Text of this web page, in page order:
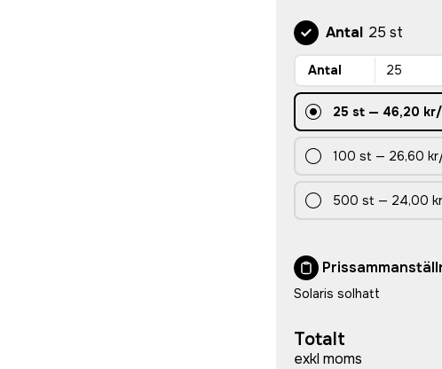
Antal 25 st
Antal
25 st— 46,20 kr
100 st — 26,60 kr
500 st — 24,00 kr
Solaris solhatt
Totalt
exkl moms